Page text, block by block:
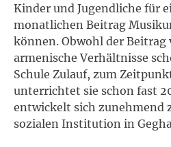
Kinder und Jugendliche für
monatlichen Beitrag
können. Obwohl der Beitrag
armenische Verhältnisse
Schule Zulauf, zum
unterrichtet sie schon fast
entwickelt sich zunehmend
sozialen Institution in